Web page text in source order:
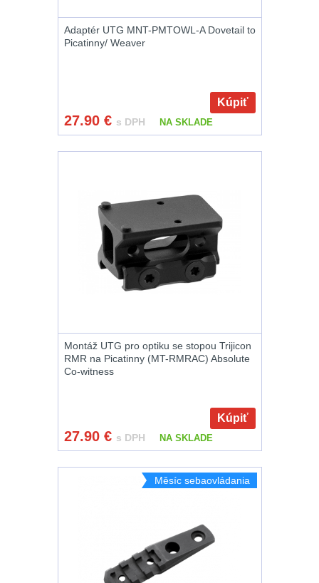
24
Ostatní50
Horolezectvo6
Karabíny1
Magnézium3
Outdoorová obuv1
Oblečenie na
turistiku67
Pánske oblečenie
Dámske oblečenie
na turistiku50
Adaptér UTG MNT-PMTOWL-A Dovetail to
Picatinny/ Weaver
Kúpiť
27.90 € s DPH NA SKLADE
Montáž UTG pro optiku se stopou Trijicon
RMR na Picatinny (MT-RMRAC) Absolute
Co-witness
Kúpiť
27.90 € s DPH NA SKLADE
Měsíc sebaovládania